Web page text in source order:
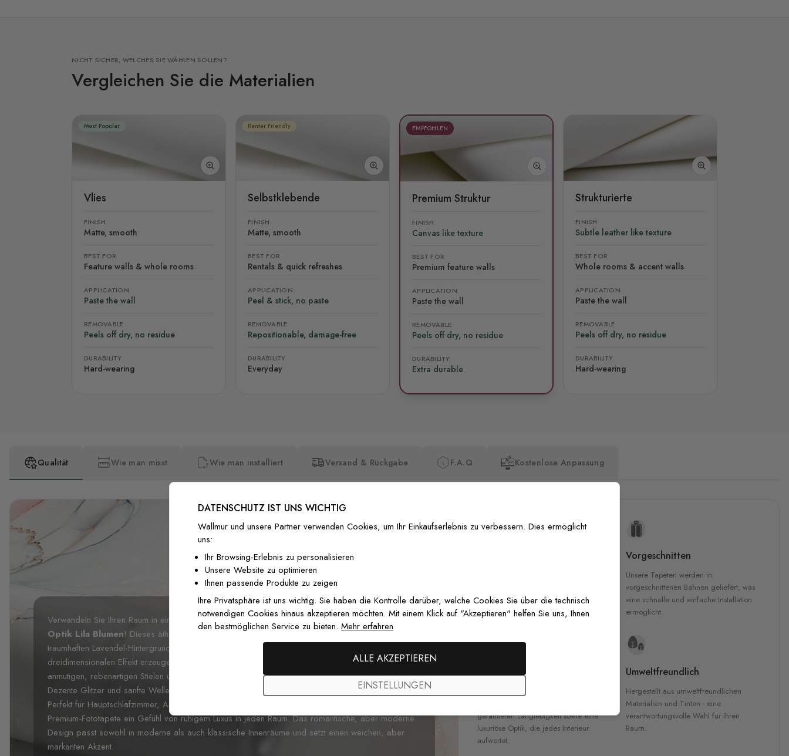
NICHT SICHER, WELCHES SIE WÄHLEN SOLLEN?
Vergleichen Sie die Materialien
Most Popular
Vlies
FINISH
Matte, smooth
BEST FOR
Feature walls & whole rooms
APPLICATION
Paste the wall
REMOVABLE
Peels off dry, no residue
DURABILITY
Hard-wearing
Renter Friendly
Selbstklebende
FINISH
Matte, smooth
BEST FOR
Rentals & quick refreshes
APPLICATION
Peel & stick, no paste
REMOVABLE
Repositionable, damage-free
DURABILITY
Everyday
EMPFOHLEN
Premium Struktur
FINISH
Canvas like texture
BEST FOR
Premium feature walls
APPLICATION
Paste the wall
REMOVABLE
Peels off dry, no residue
DURABILITY
Extra durable
Strukturierte
FINISH
Subtle leather like texture
BEST FOR
Whole rooms & accent walls
APPLICATION
Paste the wall
REMOVABLE
Peels off dry, no residue
DURABILITY
Hard-wearing
Qualität Wie man misst Wie man installiert Versand & Rückgabe F.A.Q Kostenlose Anpassung
Verwandeln Sie Ihren Raum in ein bezauberndes Blumenparadies mit unsererFototapete 3D
Optik Lila Blumen! Dieses ätherische Design zeigt exquisite
, die anmutig vor einem
traumhaften Lavendel-Hintergrund zu schweben scheinen und einen atemberaubenden
dreidimensionalen Effekt erzeugen. Jede Blüte ist in zarten Lila- und Fliedertönen gehalten, mit
anmutigen, rebenartigen Stielen und Blättern, die elegante Bewegung über die Wand bringen.
Dezente Glitzer und sanfte Wellen im Hintergrund schaffen eine Atmosphäre magischer Raffinesse.
Perfekt für Hauptschlafzimmer, Ankleidezimmer oder badeähnliche Badezimmer, bringt diese
Premium-Fototapete ein Gefühl von ruhigem Luxus in jeden Raum. Das romantische, aber moderne
Design passt sowohl in moderne als auch klassische Innenräume und setzt einen weichen, aber
markanten Akzent.
zertifizierten Tinten für garantierte
Sicherheit in Innenräumen.
Vorgeschnitten
Unsere Tapeten werden in
vorgeschnittenen Bahnen geliefert, was
eine schnelle und einfache Installation
ermöglicht.
Hochwertige Materialien
garantieren Langlebigkeit sowie eine
luxuriöse Optik, die jedes Interieur
aufwertet.
Umweltfreundlich
Hergestellt aus umweltfreundlichen
Materialien und Tinten - eine
verantwortungsvolle Wahl für Ihren
Raum.
DATENSCHUTZ IST UNS WICHTIG
Wallmur und unsere Partner verwenden Cookies, um Ihr Einkaufserlebnis zu verbessern. Dies ermöglicht
uns:
Ihr Browsing-Erlebnis zu personalisieren
Unsere Website zu optimieren
Ihnen passende Produkte zu zeigen
Ihre Privatsphäre ist uns wichtig. Sie haben die Kontrolle darüber, welche Cookies Sie über die technisch
notwendigen Cookies hinaus akzeptieren möchten. Mit einem Klick auf "Akzeptieren" helfen Sie uns, Ihnen
den bestmöglichen Service zu bieten. Mehr erfahren
ALLE AKZEPTIEREN
EINSTELLUNGEN